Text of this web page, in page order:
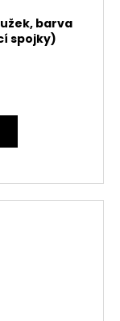
barva
spojky)